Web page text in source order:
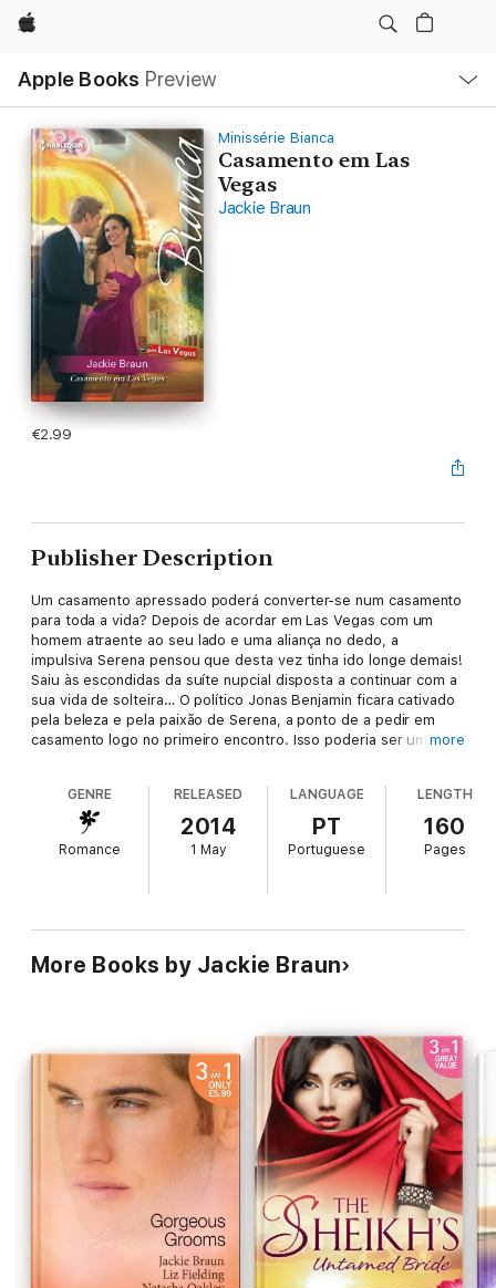
Apple
Apple Books Preview
Nav
Open
Menu
Minissérie Bianca
Casamento em Las
Vegas
Jackie Braun
€2.99
Publisher Description
Um casamento apressado poderá converter-se num casamento
para toda a vida? Depois de acordar em Las Vegas com um
homem atraente ao seu lado e uma aliança no dedo, a
impulsiva Serena pensou que desta vez tinha ido longe demais!
Saiu às escondidas da suíte nupcial disposta a continuar com a
sua vida de solteira… O político Jonas Benjamin ficara cativado
pela beleza e pela paixão de Serena, a ponto de a pedir em
casamento logo no primeiro encontro. Isso poderia ser um more
GENRE
Romance
RELEASED
2014
1 May
LANGUAGE
PT
Portuguese
LENGTH
160
Pages
More Books by Jackie Braun